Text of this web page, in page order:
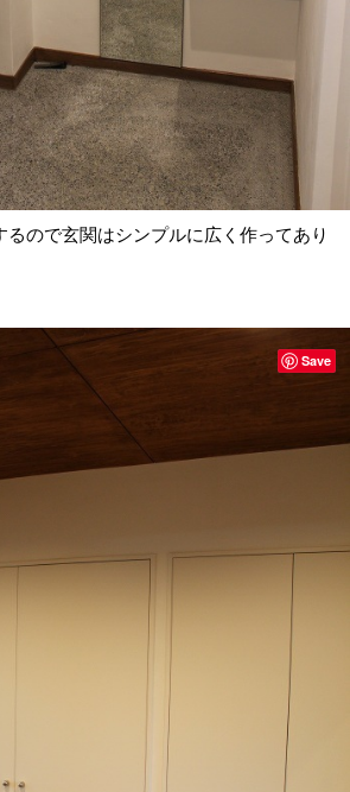
るので玄関はシンプルに広く作ってあり
Save